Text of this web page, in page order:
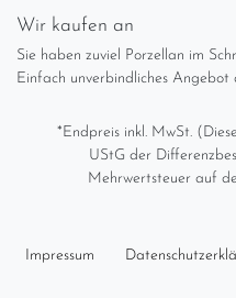
Wir kaufen an
Sie haben zuviel Porzellan im
Einfach unverbindliches Angebot
*Endpreis inkl. MwSt.
UStG der
Mehrwertsteuer auf
Impressum